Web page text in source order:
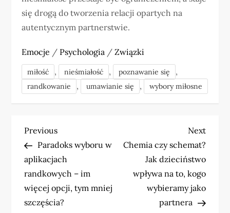
się drogą do tworzenia relacji opartych na
autentycznym partnerstwie.
Emocje / Psychologia /Związki
miłość , nieśmiałość , poznawanie się ,
randkowanie , umawianie się , wybory miłosne
N
a
w
i
Previous
Post
Previous
Paradoks wyboru w
aplikacjach
randkowych – im
więcej opcji, tym mniej
szczęścia?
Next
Post
Next
Chemia czy schemat?
Jak dzieciństwo
wpływa na to, kogo
wybieramy jako
partnera